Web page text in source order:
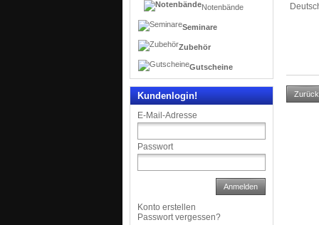
Zurück
Notenbände
Seminare
Zubehör
Gutscheine
Kundenlogin!
E-Mail-Adresse
Passwort
Anmelden
Konto erstellen
Passwort vergessen?